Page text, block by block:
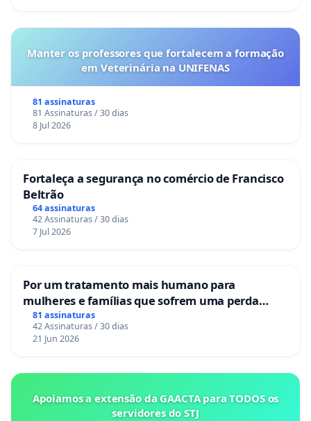
Manter os professores que fortalecem a formação
em Veterinária na UNIFENAS
81 assinaturas
81 Assinaturas / 30 dias
8 Jul 2026
Fortaleça a segurança no comércio de Francisco
Beltrão
64 assinaturas
42 Assinaturas / 30 dias
7 Jul 2026
Por um tratamento mais humano para
mulheres e famílias que sofrem uma perda
gestacional nos hospitais portugueses
81 assinaturas
42 Assinaturas / 30 dias
21 Jun 2026
Apoiamos a extensão da GAACTA para TODOS os
servidores do STJ